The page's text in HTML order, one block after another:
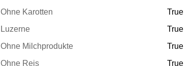
Ohne Karotten
True
Luzerne
True
Ohne Milchprodukte
True
Ohne Reis
True